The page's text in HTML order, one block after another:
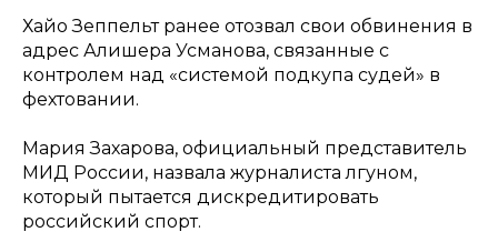
Хайо Зеппельт ранее отозвал свои обвинения в
адрес Алишера Усманова, связанные с
контролем над «системой подкупа судей» в
фехтовании.
Мария Захарова, официальный представитель
МИД России, назвала журналиста лгуном,
который пытается дискредитировать
российский спорт.